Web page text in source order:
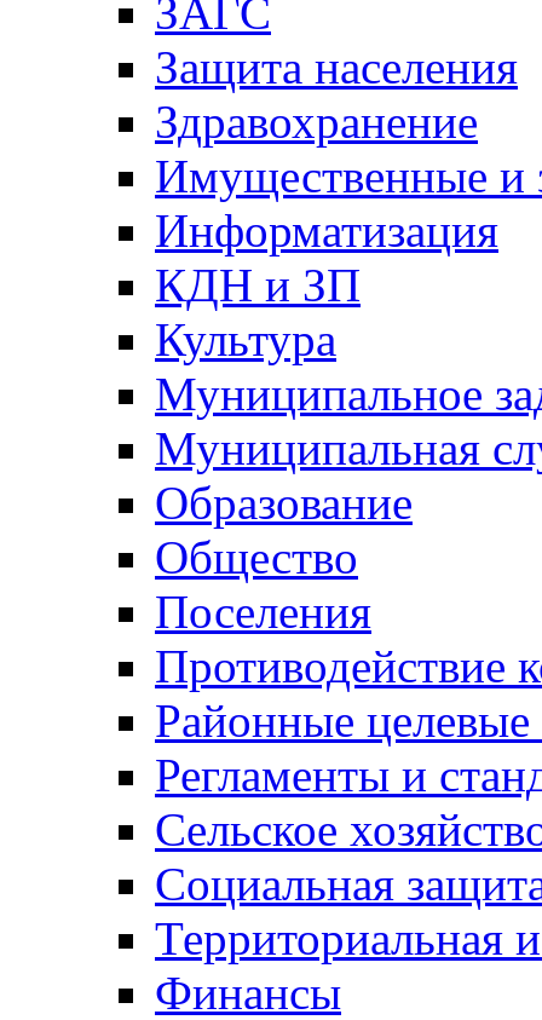
ЗАГС
Защита населения
Здравохранение
Имущественные и
Информатизация
КДН и ЗП
Культура
Муниципальное
Муниципальная
Образование
Общество
Поселения
Противодействие
Районные
Регламенты и
Сельское
Социальная
Территориальная
Финансы